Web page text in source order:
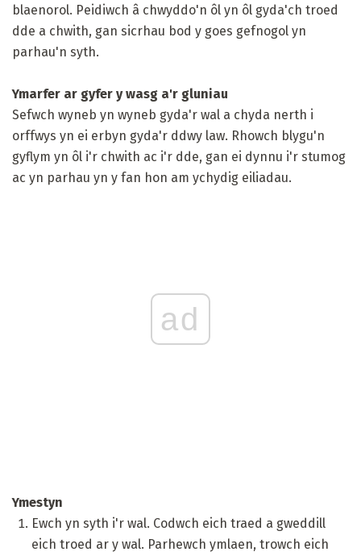
blaenorol. Peidiwch â chwyddo'n ôl yn ôl gyda'ch troed
dde a chwith, gan sicrhau bod y goes gefnogol yn
parhau'n syth.
Ymarfer ar gyfer y wasg a'r gluniau
Sefwch wyneb yn wyneb gyda'r wal a chyda nerth i
orffwys yn ei erbyn gyda'r ddwy law. Rhowch blygu'n
gyflym yn ôl i'r chwith ac i'r dde, gan ei dynnu i'r stumog
ac yn parhau yn y fan hon am ychydig eiliadau.
ad
Ymestyn
Ewch yn syth i'r wal. Codwch eich traed a gweddill
eich troed ar y wal. Parhewch ymlaen, trowch eich